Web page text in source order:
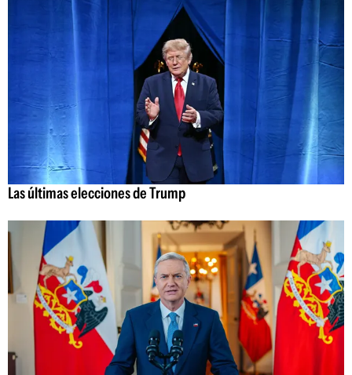
Las últimas elecciones de Trump